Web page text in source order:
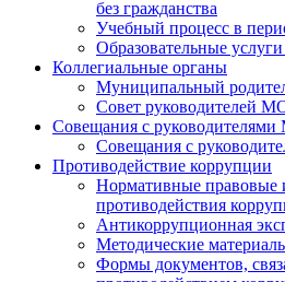
без гражданства
Учебный процесс в
Образовательные
Коллегиальные органы
Муниципальный
Совет руководителей
Совещания с
Совещания с
Противодействие коррупции
Нормативные правовые
противодействия
Антикоррупционная
Методические
Формы документов,